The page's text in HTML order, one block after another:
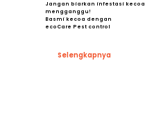
Jangan biarkan infestasi kecoa
mengganggu!
Basmi kecoa dengan
ecoCare Pest control
Selengkapnya